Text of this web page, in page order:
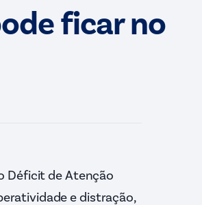
ficar no
Déficit de Atenção
e distração,